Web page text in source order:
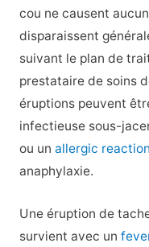
cou ne causent
disparaissent
suivant le plan de
prestataire de soins
éruptions peuvent
infectieuse sous-
ou un allergic reaction
anaphylaxie.
Une éruption de
survient avec un